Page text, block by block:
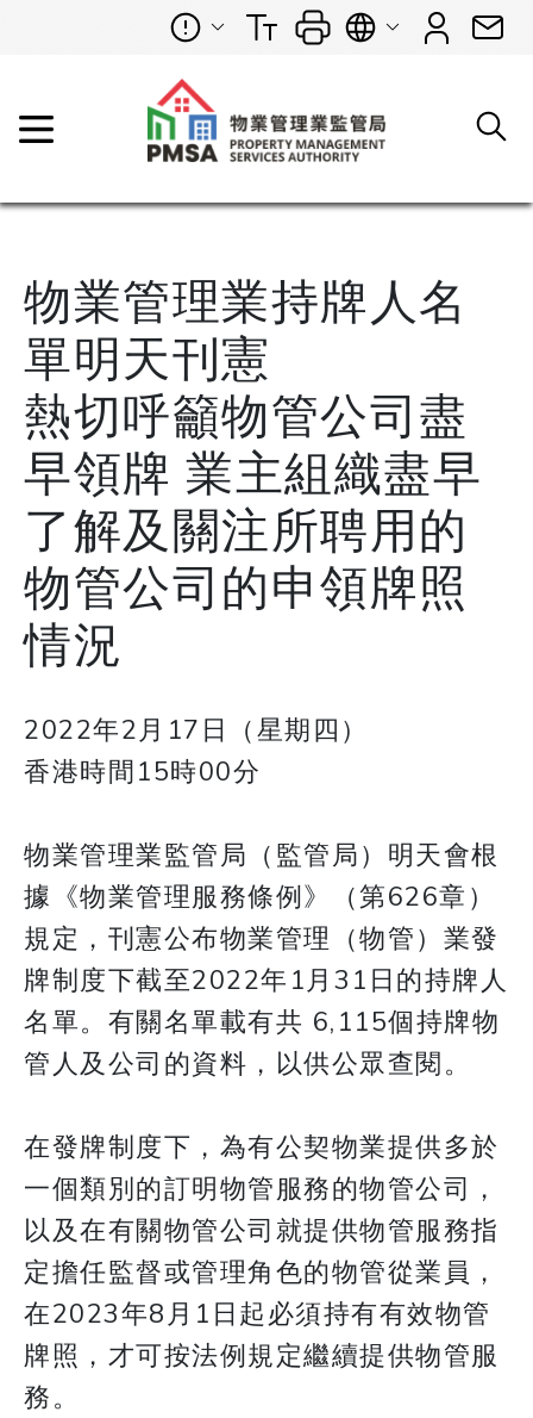
物業管理業持牌人名
單明天刊憲
熱切呼籲物管公司盡
早領牌 業主組織盡早
了解及關注所聘用的
物管公司的申領牌照
情況
2022年2月17日（星期四）
香港時間15時00分
物業管理業監管局（監管局）明天會根
據《物業管理服務條例》（第626章）
規定，刊憲公布物業管理（物管）業發
牌制度下截至2022年1月31日的持牌人
名單。有關名單載有共 6,115個持牌物
管人及公司的資料，以供公眾查閱。
在發牌制度下，為有公契物業提供多於
一個類別的訂明物管服務的物管公司，
以及在有關物管公司就提供物管服務指
定擔任監督或管理角色的物管從業員，
在2023年8月1日起必須持有有效物管
牌照，才可按法例規定繼續提供物管服
務。